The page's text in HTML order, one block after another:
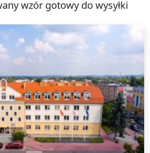
wzór gotowy do wysyłki